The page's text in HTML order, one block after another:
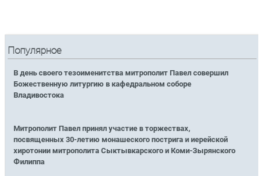
Популярное
В день своего тезоименитства митрополит Павел совершил
Божественную литургию в кафедральном соборе
Владивостока
Митрополит Павел принял участие в торжествах,
посвященных 30-летию монашеского пострига и иерейской
хиротонии митрополита Сыктывкарского и Коми-Зырянского
Филиппа